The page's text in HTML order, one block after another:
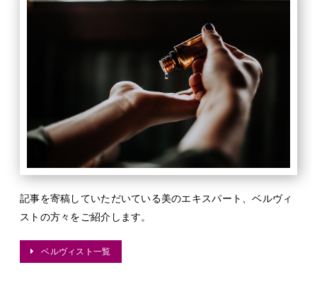
記事を寄稿していただいている美のエキスパート、ベルヴィ
ストの方々をご紹介します。
ベルヴィスト一覧